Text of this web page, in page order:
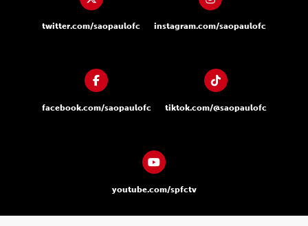
twitter.com/saopaulofc instagram.com/saopaulofc
facebook.com/saopaulofc tiktok.com/@saopaulofc
youtube.com/spfctv